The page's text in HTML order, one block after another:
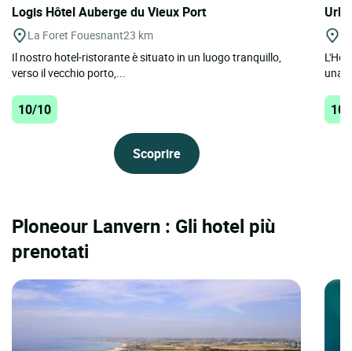
Logis Hôtel Auberge du Vieux Port
La Foret Fouesnant23 km
Il nostro hotel-ristorante è situato in un luogo tranquillo,
verso il vecchio porto,...
10/10
Scoprire
una
Ploneour Lanvern : Gli hotel più
prenotati